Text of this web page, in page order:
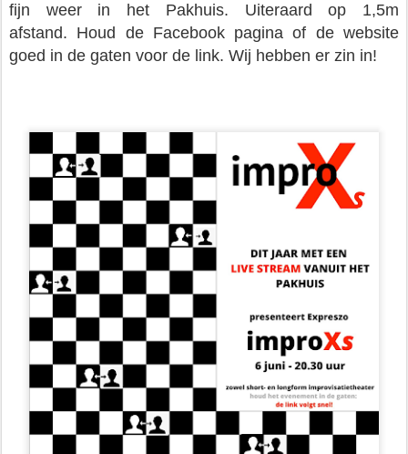
fijn weer in het Pakhuis. Uiteraard op 1,5m
afstand. Houd de Facebook pagina of de website
goed in de gaten voor de link. Wij hebben er zin in!